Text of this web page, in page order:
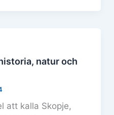
natur och
att kalla Skopje,